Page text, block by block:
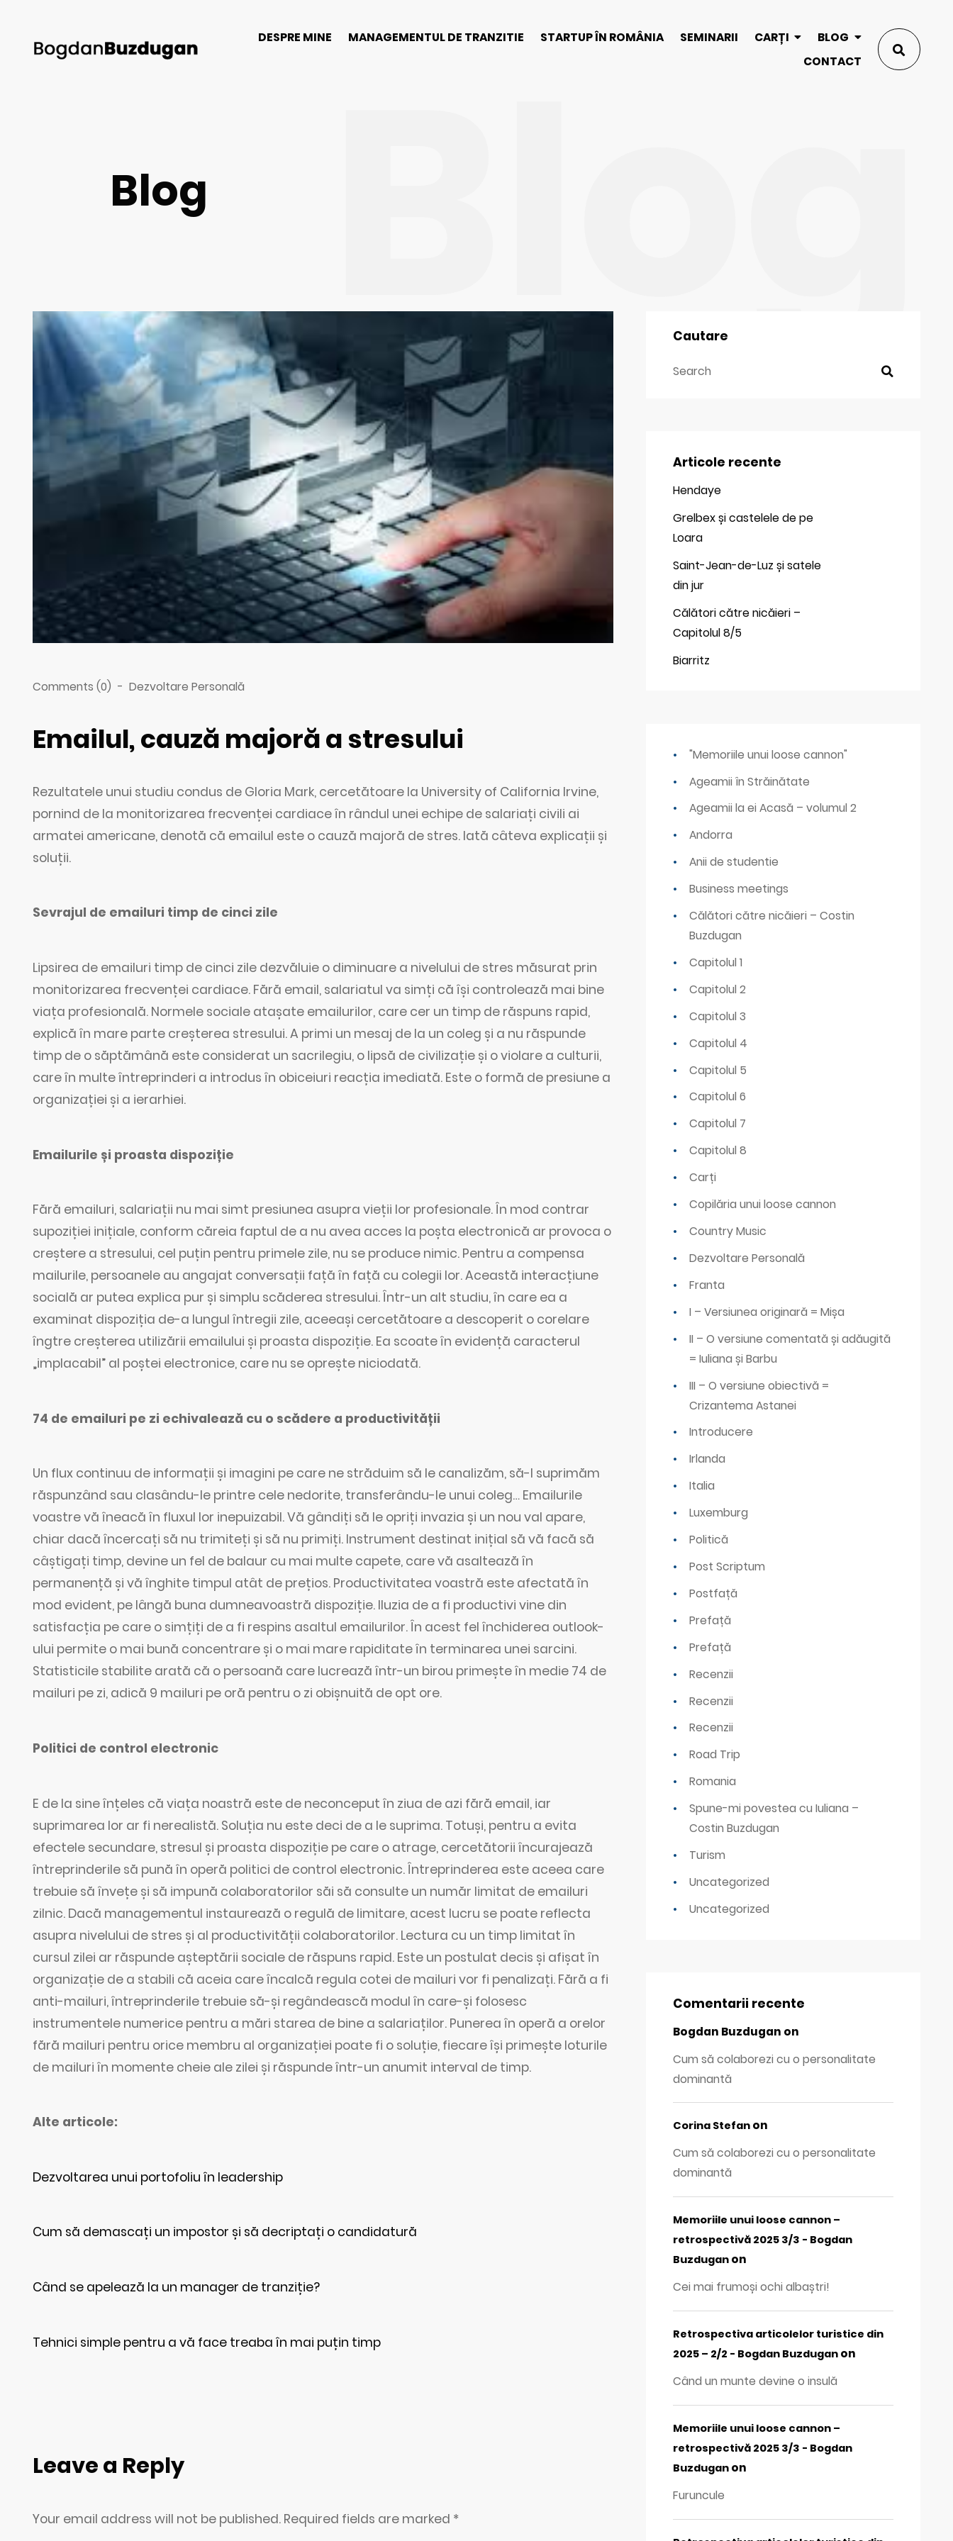
DESPRE MINE MANAGEMENTUL DE TRANZITIE STARTUP ÎN ROMÂNIA SEMINARII CARȚI
BLOG
CONTACT
Blog Blog
Comments (0) - Dezvoltare Personală
Emailul, cauză majoră a stresului
Rezultatele unui studiu condus de Gloria Mark, cercetătoare la University of California Irvine,
pornind de la monitorizarea frecvenței cardiace în rândul unei echipe de salariați civili ai
armatei americane, denotă că emailul este o cauză majoră de stres. Iată câteva explicații și
soluții.
Sevrajul de emailuri timp de cinci zile
Lipsirea de emailuri timp de cinci zile dezvăluie o diminuare a nivelului de stres măsurat prin
monitorizarea frecvenței cardiace. Fără email, salariatul va simți că își controlează mai bine
viața profesională. Normele sociale atașate emailurilor, care cer un timp de răspuns rapid,
explică în mare parte creșterea stresului. A primi un mesaj de la un coleg și a nu răspunde
timp de o săptămână este considerat un sacrilegiu, o lipsă de civilizație și o violare a culturii,
care în multe întreprinderi a introdus în obiceiuri reacția imediată. Este o formă de presiune a
organizației și a ierarhiei.
Emailurile și proasta dispoziție
Fără emailuri, salariații nu mai simt presiunea asupra vieții lor profesionale. În mod contrar
supoziției inițiale, conform căreia faptul de a nu avea acces la poșta electronică ar provoca o
creștere a stresului, cel puțin pentru primele zile, nu se produce nimic. Pentru a compensa
mailurile, persoanele au angajat conversații față în față cu colegii lor. Această interacțiune
socială ar putea explica pur și simplu scăderea stresului. Într-un alt studiu, în care ea a
examinat dispoziția de-a lungul întregii zile, aceeași cercetătoare a descoperit o corelare
îngtre creșterea utilizării emailului și proasta dispoziție. Ea scoate în evidență caracterul
„implacabil” al poștei electronice, care nu se oprește niciodată.
74 de emailuri pe zi echivalează cu o scădere a productivității
Un flux continuu de informații și imagini pe care ne străduim să le canalizăm, să-l suprimăm
răspunzând sau clasându-le printre cele nedorite, transferându-le unui coleg… Emailurile
voastre vă îneacă în fluxul lor inepuizabil. Vă gândiți să le opriți invazia și un nou val apare,
chiar dacă încercați să nu trimiteți și să nu primiți. Instrument destinat inițial să vă facă să
câștigați timp, devine un fel de balaur cu mai multe capete, care vă asaltează în
permanență și vă înghite timpul atât de prețios. Productivitatea voastră este afectată în
mod evident, pe lângă buna dumneavoastră dispoziție. Iluzia de a fi productivi vine din
satisfacția pe care o simțiți de a fi respins asaltul emailurilor. În acest fel închiderea outlook-
ului permite o mai bună concentrare și o mai mare rapiditate în terminarea unei sarcini.
Statisticile stabilite arată că o persoană care lucrează într-un birou primește în medie 74 de
mailuri pe zi, adică 9 mailuri pe oră pentru o zi obișnuită de opt ore.
Politici de control electronic
E de la sine înțeles că viața noastră este de neconceput în ziua de azi fără email, iar
suprimarea lor ar fi nerealistă. Soluția nu este deci de a le suprima. Totuși, pentru a evita
efectele secundare, stresul și proasta dispoziție pe care o atrage, cercetătorii încurajează
întreprinderile să pună în operă politici de control electronic. Întreprinderea este aceea care
trebuie să învețe și să impună colaboratorilor săi să consulte un număr limitat de emailuri
zilnic. Dacă managementul instaurează o regulă de limitare, acest lucru se poate reflecta
asupra nivelului de stres și al productivității colaboratorilor. Lectura cu un timp limitat în
cursul zilei ar răspunde așteptării sociale de răspuns rapid. Este un postulat decis și afișat în
organizație de a stabili că aceia care încalcă regula cotei de mailuri vor fi penalizați. Fără a fi
anti-mailuri, întreprinderile trebuie să-și regândească modul în care-și folosesc
instrumentele numerice pentru a mări starea de bine a salariaților. Punerea în operă a orelor
fără mailuri pentru orice membru al organizației poate fi o soluție, fiecare își primește loturile
de mailuri în momente cheie ale zilei și răspunde într-un anumit interval de timp.
Alte articole:
Dezvoltarea unui portofoliu în leadership
Cum să demascați un impostor și să decriptați o candidatură
Când se apelează la un manager de tranziție?
Tehnici simple pentru a vă face treaba în mai puțin timp
Leave a Reply
Your email address will not be published. Required fields are marked *
Cautare
Articole recente
Hendaye
Grelbex și castelele de pe
Loara
Saint-Jean-de-Luz și satele
din jur
Călători către nicăieri –
Capitolul 8/5
Biarritz
"Memoriile unui loose cannon"
Ageamii în Străinătate
Ageamii la ei Acasă – volumul 2
Andorra
Anii de studentie
Business meetings
Călători către nicăieri – Costin
Buzdugan
Capitolul 1
Capitolul 2
Capitolul 3
Capitolul 4
Capitolul 5
Capitolul 6
Capitolul 7
Capitolul 8
Carți
Copilăria unui loose cannon
Country Music
Dezvoltare Personală
Franta
I – Versiunea originară = Mișa
II – O versiune comentată și adăugită
= Iuliana și Barbu
III – O versiune obiectivă =
Crizantema Astanei
Introducere
Irlanda
Italia
Luxemburg
Politică
Post Scriptum
Postfață
Prefață
Prefață
Recenzii
Recenzii
Recenzii
Road Trip
Romania
Spune-mi povestea cu Iuliana –
Costin Buzdugan
Turism
Uncategorized
Uncategorized
Comentarii recente
Bogdan Buzdugan on
Cum să colaborezi cu o personalitate
dominantă
Corina Stefan on
Cum să colaborezi cu o personalitate
dominantă
Memoriile unui loose cannon –
retrospectivă 2025 3/3 - Bogdan
Buzdugan on
Cei mai frumoși ochi albaștri!
Retrospectiva articolelor turistice din
2025 – 2/2 - Bogdan Buzdugan on
Când un munte devine o insulă
Memoriile unui loose cannon –
retrospectivă 2025 3/3 - Bogdan
Buzdugan on
Furuncule